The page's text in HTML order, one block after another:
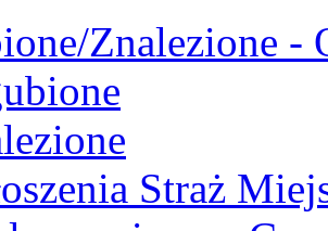
Znalezione -
Straż